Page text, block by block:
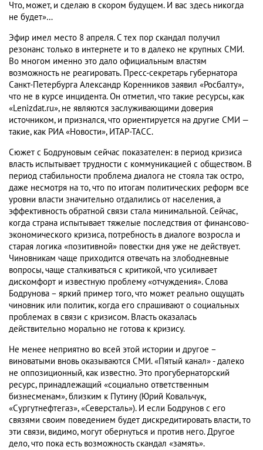
Что, может, и сделаю в скором будущем. И вас здесь никогда
не будет»…
Эфир имел место 8 апреля. С тех пор скандал получил
резонанс только в интернете и то в далеко не крупных СМИ.
Во многом именно это дало официальным властям
возможность не реагировать. Пресс-секретарь губернатора
Санкт-Петербурга Александр Коренников заявил «Росбалту»,
что не в курсе инцидента. Он отметил, что такие ресурсы, как
«Lenizdat.ru», не являются заслуживающими доверия
источником, и признался, что ориентируется на другие СМИ —
такие, как РИА «Новости», ИТАР-ТАСС.
Сюжет с Бодруновым сейчас показателен: в период кризиса
власть испытывает трудности с коммуникацией с обществом. В
период стабильности проблема диалога не стояла так остро,
даже несмотря на то, что по итогам политических реформ все
уровни власти значительно отдалились от населения, а
эффективность обратной связи стала минимальной. Сейчас,
когда страна испытывает тяжелые последствия от финансово-
экономического кризиса, потребность в диалоге возросла и
старая логика «позитивной» повестки дня уже не действует.
Чиновникам чаще приходится отвечать на злободневные
вопросы, чаще сталкиваться с критикой, что усиливает
дискомфорт и известную проблему «отчуждения». Слова
Бодрунова – яркий пример того, что может реально ощущать
чиновник или политик, когда его спрашивают о социальных
проблемах в связи с кризисом. Власть оказалась
действительно морально не готова к кризису.
Не менее неприятно во всей этой истории и другое –
виноватыми вновь оказываются СМИ. «Пятый канал» - далеко
не оппозиционный, как известно. Это прогубернаторский
ресурс, принадлежащий «социально ответственным
бизнесменам», близким к Путину (Юрий Ковальчук,
«Сургутнефтегаз», «Северсталь»). И если Бодрунов с его
связями своим поведением будет дискредитировать власти, то
эти связи, видимо, могут обернуться и против него. Другое
дело, что пока есть возможность скандал «замять».